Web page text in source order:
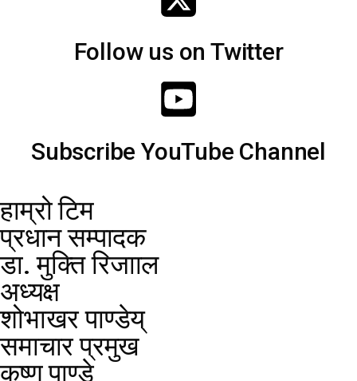
Follow us on Twitter
Subscribe YouTube Channel
हाम्रो टिम
प्रधान सम्पादक
डा. मुक्ति रिजााल
अध्यक्ष
शोभाखर पाण्डेय्
समाचार प्रमुख
कृष्ण पाण्डे